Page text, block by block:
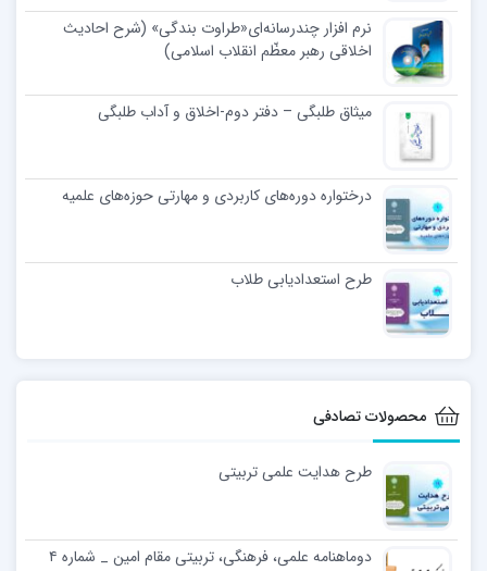
نرم افزار چندرسانه‌ای«طراوت بندگی» (شرح احادیث
اخلاقی رهبر معظّم انقلاب اسلامی)
میثاق طلبگی – دفتر دوم-اخلاق و آداب طلبگی
درختواره دوره‌های کاربردی و مهارتی حوزه‌های علمیه
طرح استعدادیابی طلاب
محصولات تصادفی
طرح هدایت علمی تربیتی
دوماهنامه علمی، فرهنگی، تربیتی مقام امین _ شماره ۴